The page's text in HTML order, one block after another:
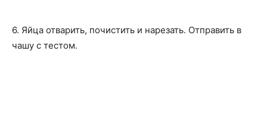
6. Яйца отварить, почистить и нарезать. Отправить в
чашу с тестом.